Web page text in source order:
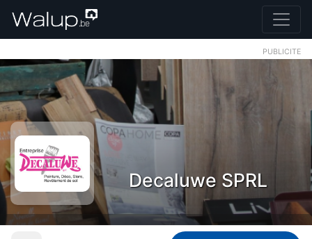
PUBLICITE
Decaluwe SPRL